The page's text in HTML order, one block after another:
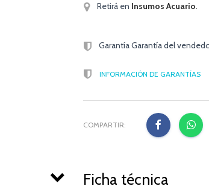
Retirá en Insumos Acuario.
Garantía Garantía del
INFORMACIÓN DE GARANTÍAS
COMPARTIR:
Ficha técnica